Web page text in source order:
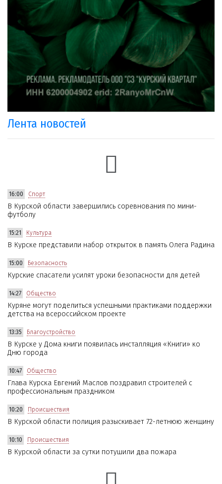
Лента новостей
16:00 Спорт
В Курской области завершились соревнования по мини-
футболу
15:21 Культура
В Курске представили набор открыток в память Олега Радина
15:00 Безопасность
Курские спасатели усилят уроки безопасности для детей
14:27 Общество
Куряне могут поделиться успешными практиками поддержки
детства на всероссийском проекте
13:35 Благоустройство
В Курске у Дома книги появилась инсталляция «Книги» ко
Дню города
10:47 Общество
Глава Курска Евгений Маслов поздравил строителей с
профессиональным праздником
10:20 Происшествия
В Курской области полиция разыскивает 72-летнюю женщину
10:10 Происшествия
В Курской области за сутки потушили два пожара